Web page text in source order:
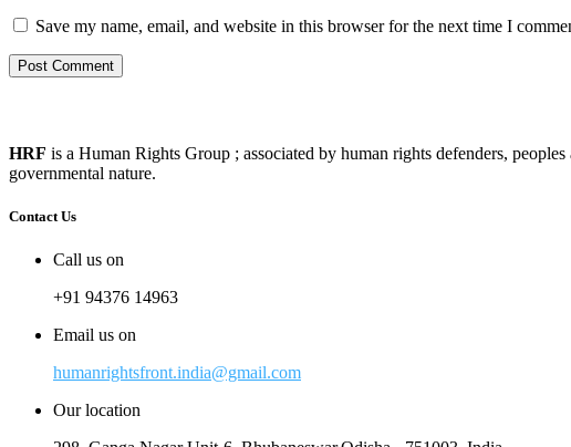
Save my name, email, and website in this browser for the next time I
HRF is a Human Rights Group ; associated by human rights defenders,
governmental nature.
Contact Us
Call us on
+91 94376 14963
Email us on
humanrightsfront.india@gmail.com
Our location